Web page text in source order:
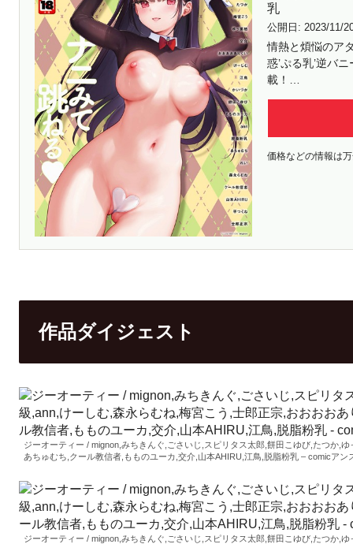
乳
公開日:2023/11/
情熱と煩悩のア
惑’ぷる乳’逆バ
載！…
価格などの情報は
作品ダイジェスト
ジーオーティー / mignon,みちきんぐ,ごさいじ,スピリタス太郎,餅田こゆび,たつか,
あちゅむち,クール教信者,もものユーカ,交介,山本AHIRU,江鳥,脱脂粉乳 – comicアン
ジーオーティー / mignon,みちきんぐ,ごさいじ,スピリタス太郎,餅田こゆび,たつか,